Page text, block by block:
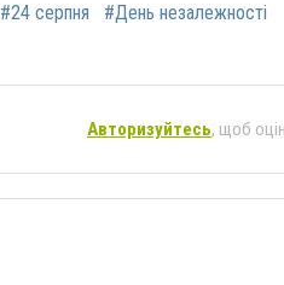
#24 серпня
#День незалежності
Авторизуйтесь, щоб